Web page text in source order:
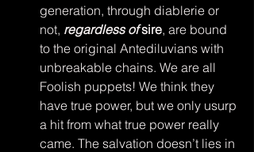
generation, through diablerie or
not, regardless of sire, are bound
to the original Antediluvians with
unbreakable chains. We are all
Foolish puppets! We think they
have true power, but we only usurp
a hit from what true power really
came. The salvation doesn’t lies in